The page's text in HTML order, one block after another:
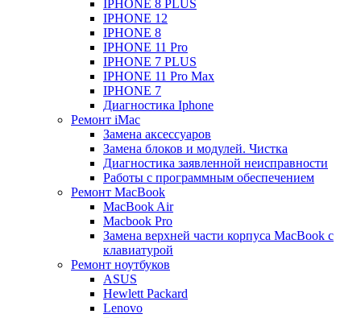
IPHONE 8 PLUS
IPHONE 12
IPHONE 8
IPHONE 11 Pro
IPHONE 7 PLUS
IPHONE 11 Pro Max
IPHONE 7
Диагностика Iphone
Ремонт iMac
Замена аксессуаров
Замена блоков и модулей. Чистка
Диагностика заявленной неисправности
Работы с программным обеспечением
Ремонт MacBook
MacBook Air
Macbook Pro
Замена верхней части корпуса MacBook с
клавиатурой
Ремонт ноутбуков
ASUS
Hewlett Packard
Lenovo